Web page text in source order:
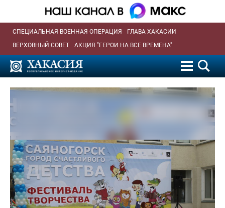
СПЕЦИАЛЬНАЯ ВОЕННАЯ ОПЕРАЦИЯ
ГЛАВА ХАКАСИИ
ВЕРХОВНЫЙ СОВЕТ
АКЦИЯ "ГЕРОИ НА ВСЕ ВРЕМЕНА"